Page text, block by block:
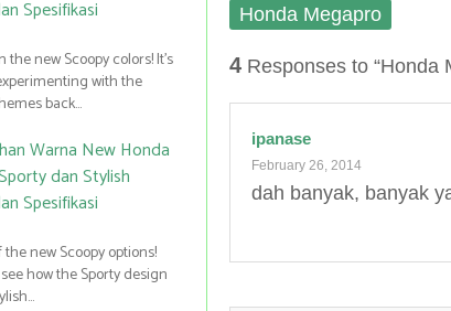
) w
)
o
w )
Honda Megapro
4 Responses to “Honda
ipanase
February 26, 2014
dah banyak, banyak
Spesifikasi
new Scoopy colors! It’s
with the
back…
Warna New Honda
dan Stylish
Spesifikasi
new Scoopy options!
how the Sporty design